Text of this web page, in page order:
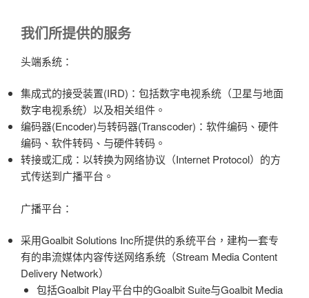
我们所提供的服务
头端系统：
集成式的接受装置(IRD)：包括数字电视系统（卫星与地面
数字电视系统）以及相关组件。
编码器(Encoder)与转码器(Transcoder)：软件编码、硬件
编码、软件转码、与硬件转码。
转接或汇成：以转换为网络协议（Internet Protocol）的方
式传送到广播平台。
广播平台：
采用Goalbit Solutions Inc所提供的系统平台，建构一套专
有的串流媒体内容传送网络系统（Stream Media Content
Delivery Network）
包括Goalbit Play平台中的Goalbit Suite与Goalbit Media